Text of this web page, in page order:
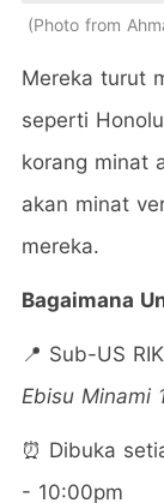
Photo from
Mereka turut
seperti
korang minat
akan minat
mereka.
Bagaimana
📍 Sub-US
Ebisu Minami
⏰ Dibuka
- 10:00pm